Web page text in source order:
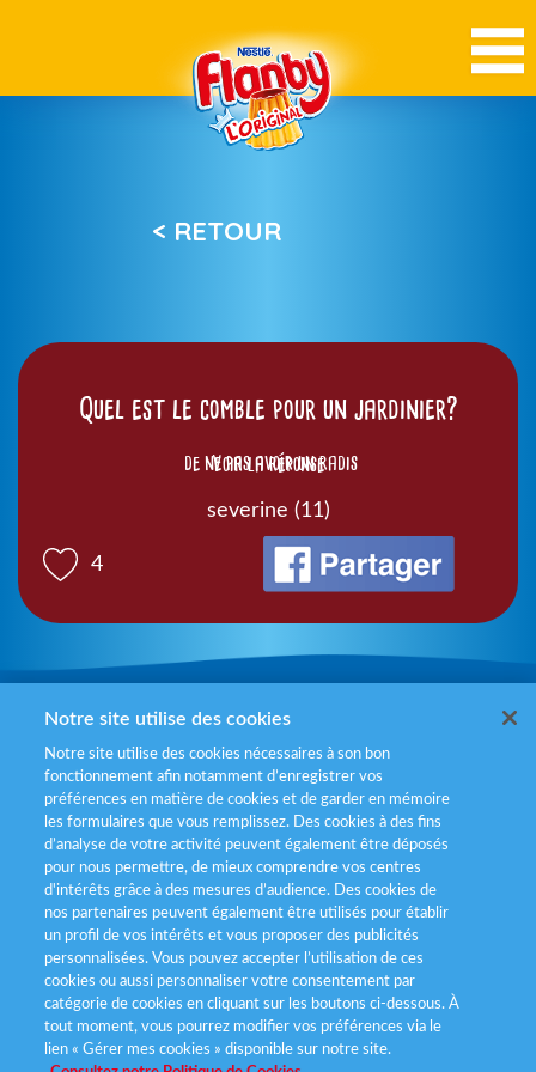
< RETOUR
Quel est le comble pour un jardinier?
Voir la réponse
de ne pas avoir un radis
4
severine (11)
Mentions légales
Politiques de gestion des cookies
Politique données personnelles
Services consommateurs
Déclaration d’accessibilité
Notre site utilise des cookies
Notre site utilise des cookies nécessaires à son bon
fonctionnement afin notamment d’enregistrer vos
préférences en matière de cookies et de garder en mémoire
les formulaires que vous remplissez. Des cookies à des fins
d’analyse de votre activité peuvent également être déposés
pour nous permettre, de mieux comprendre vos centres
d'intérêts grâce à des mesures d’audience. Des cookies de
nos partenaires peuvent également être utilisés pour établir
un profil de vos intérêts et vous proposer des publicités
personnalisées. Vous pouvez accepter l’utilisation de ces
cookies ou aussi personnaliser votre consentement par
catégorie de cookies en cliquant sur les boutons ci-dessous. À
tout moment, vous pourrez modifier vos préférences via le
lien « Gérer mes cookies » disponible sur notre site.